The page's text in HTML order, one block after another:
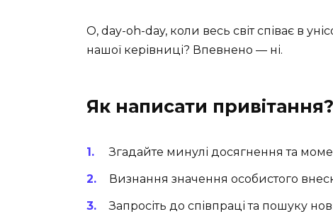
О, day-oh-day, коли весь світ співає в
нашої керівниці? Впевнено — ні.
Як написати привітання?
Згадайте минулі досягнення та
Визнання значення особистого
Запросіть до співпраці та пошуку